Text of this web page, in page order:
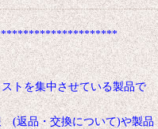
トを集中させている製品で
(返品・交換について)や製品